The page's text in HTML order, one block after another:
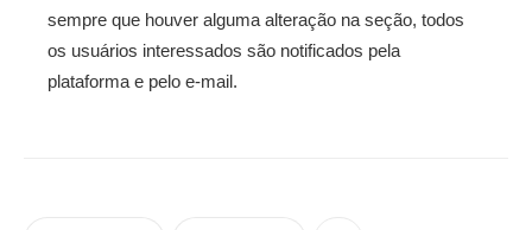
sempre que houver alguma alteração na seção, todos
os usuários interessados são notificados pela
plataforma e pelo e-mail.